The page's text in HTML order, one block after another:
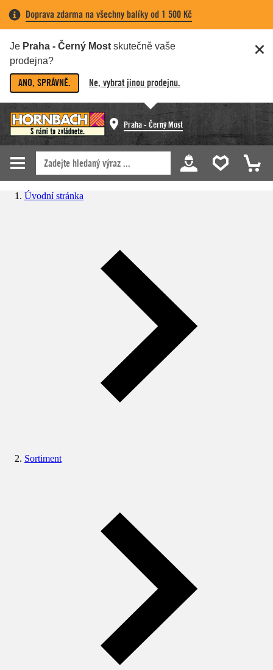
Doprava zdarma na všechny balíky od 1 500 Kč
Je Praha - Černý Most skutečně vaše
prodejna?
ANO, SPRÁVNĚ. Ne, vybrat jinou prodejnu.
Praha - Černý Most
Úvodní stránka
Sortiment